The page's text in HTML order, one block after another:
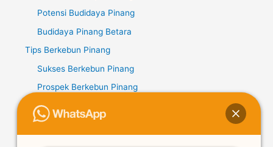
Potensi Budidaya Pinang
Budidaya Pinang Betara
Tips Berkebun Pinang
Sukses Berkebun Pinang
Prospek Berkebun Pinang
Potensi Berkebun Pinang
Kopi Liberika